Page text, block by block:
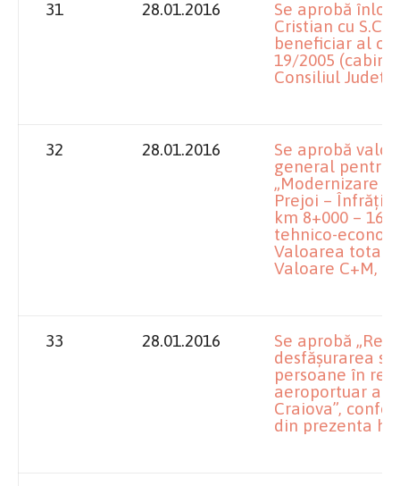
31 28.01.2016
Se aprobă
Cristian cu S.C.
beneficiar al
19/2005
Consiliul
32 28.01.2016
Se aprobă
general pentru
„Modernizare
Prejoi –
km 8+000 –
tehnico-
Valoarea totală,
Valoare C+M,
33 28.01.2016
Se aprobă
desfășurarea
persoane în
aeroportuar al
Craiova”,
din prezenta